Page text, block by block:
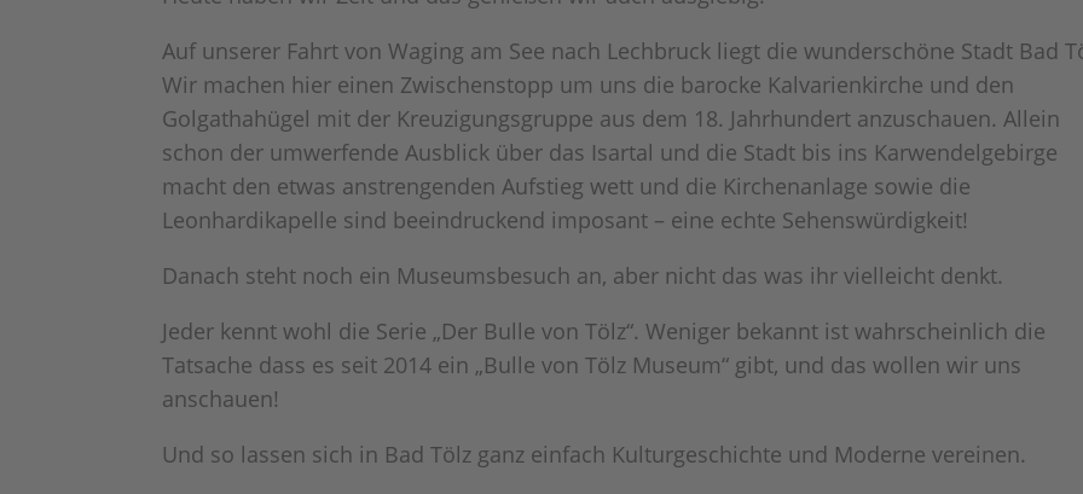
Auf unserer Fahrt von Waging am See nach Lechbruck liegt die wunderschöne Stadt Bad
Wir machen hier einen Zwischenstopp um uns die barocke Kalvarienkirche und den
Golgathahügel mit der Kreuzigungsgruppe aus dem 18. Jahrhundert anzuschauen. Allein
schon der umwerfende Ausblick über das Isartal und die Stadt bis ins Karwendelgebirge
macht den etwas anstrengenden Aufstieg wett und die Kirchenanlage sowie die
Leonhardikapelle sind beeindruckend imposant – eine echte Sehenswürdigkeit!
Danach steht noch ein Museumsbesuch an, aber nicht das was ihr vielleicht denkt.
Jeder kennt wohl die Serie „Der Bulle von Tölz“. Weniger bekannt ist wahrscheinlich die
Tatsache dass es seit 2014 ein „Bulle von Tölz Museum“ gibt, und das wollen wir uns
anschauen!
Und so lassen sich in Bad Tölz ganz einfach Kulturgeschichte und Moderne vereinen.